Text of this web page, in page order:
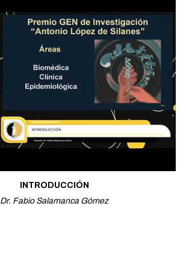
INTRODUCCIÓN
Dr. Fabio Salamanca Gómez